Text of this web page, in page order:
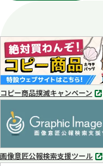
コピー商品撲滅キャンペーン
別
で
開
く
画像意匠公報検索支援ツール
別